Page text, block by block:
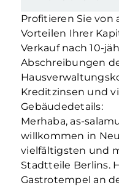
Profitieren Sie
Vorteilen Ihrer
Verkauf nach 10-
Abschreibungen
Kreditzinsen und
Gebäudedetails:
Merhaba, as-
willkommen in
vielfältigsten und
Stadtteile Berlins.
Gastrotempel an